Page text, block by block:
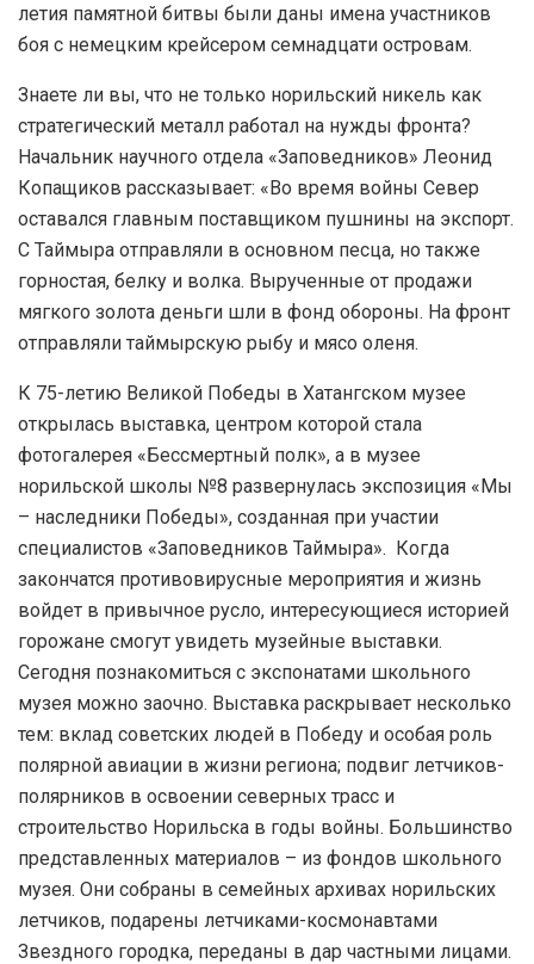
летия памятной битвы были даны имена участников
боя с немецким крейсером семнадцати островам.
Знаете ли вы, что не только норильский никель как
стратегический металл работал на нужды фронта?
Начальник научного отдела «Заповедников» Леонид
Копащиков рассказывает: «Во время войны Север
оставался главным поставщиком пушнины на экспорт.
С Таймыра отправляли в основном песца, но также
горностая, белку и волка. Вырученные от продажи
мягкого золота деньги шли в фонд обороны. На фронт
отправляли таймырскую рыбу и мясо оленя.
К 75-летию Великой Победы в Хатангском музее
открылась выставка, центром которой стала
фотогалерея «Бессмертный полк», а в музее
норильской школы №8 развернулась экспозиция «Мы
– наследники Победы», созданная при участии
специалистов «Заповедников Таймыра». Когда
закончатся противовирусные мероприятия и жизнь
войдет в привычное русло, интересующиеся историей
горожане смогут увидеть музейные выставки.
Сегодня познакомиться с экспонатами школьного
музея можно заочно. Выставка раскрывает несколько
тем: вклад советских людей в Победу и особая роль
полярной авиации в жизни региона; подвиг летчиков-
полярников в освоении северных трасс и
строительство Норильска в годы войны. Большинство
представленных материалов – из фондов школьного
музея. Они собраны в семейных архивах норильских
летчиков, подарены летчиками-космонавтами
Звездного городка, переданы в дар частными лицами.